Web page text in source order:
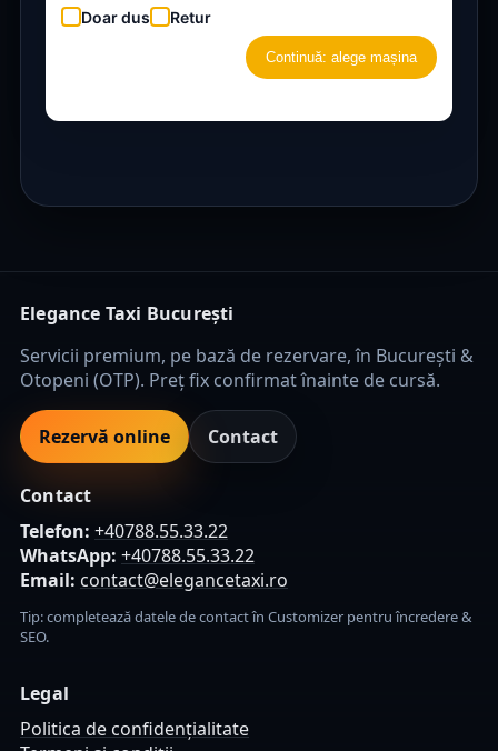
Doar dus Retur
Continuă: alege mașina
Elegance Taxi București
Servicii premium, pe bază de rezervare, în București &
Otopeni (OTP). Preț fix confirmat înainte de cursă.
Rezervă online Contact
Contact
Telefon: +40788.55.33.22
WhatsApp: +40788.55.33.22
Email: contact@elegancetaxi.ro
Tip: completează datele de contact în Customizer pentru încredere &
SEO.
Legal
Politica de confidențialitate